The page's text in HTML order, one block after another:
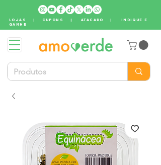
LOJAS | CUPONS |ATACADO | INDIQUE E
GANHE